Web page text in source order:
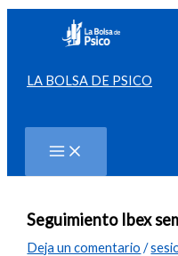
contenido
LA BOLSA DE PSICO
Seguimiento Ibex
Deja un comentario /